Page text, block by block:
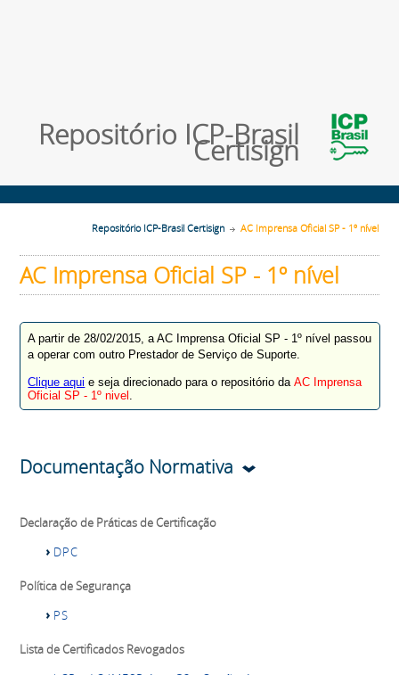
Repositório ICP-Brasil
Certisign
Repositório ICP-Brasil Certisign AC Imprensa Oficial SP - 1º nível
AC Imprensa Oficial SP - 1º nível
A partir de 28/02/2015, a AC Imprensa Oficial SP - 1º nível passou
a operar com outro Prestador de Serviço de Suporte.
Clique aqui e seja direcionado para o repositório daAC Imprensa
Oficial SP - 1º nivel
Documentação Normativa
Declaração de Práticas de Certificação
DPC
Política de Segurança
PS
Lista de Certificados Revogados